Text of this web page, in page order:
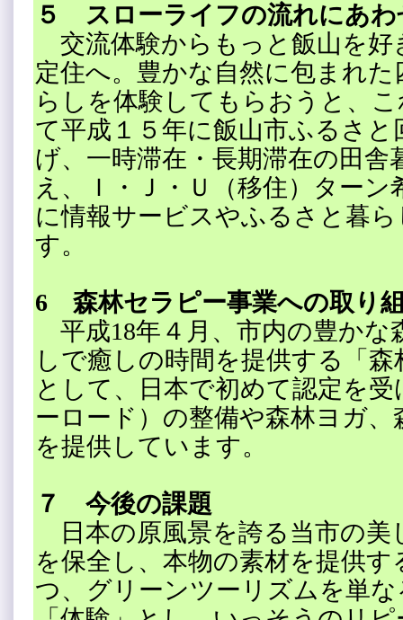
５ スローライフの流れにあわ
交流体験からもっと飯山を好
定住へ。豊かな自然に包まれ
らしを体験してもらおうと、
て平成１５年に飯山市ふるさ
げ、一時滞在・長期滞在の田
え、Ｉ・Ｊ・Ｕ（移住）ター
に情報サービスやふるさと暮
す。
6 森林セラピー事業への取り
平成18年４月、市内の豊かな
しで癒しの時間を提供する「
として、日本で初めて認定を
ーロード）の整備や森林ヨガ
を提供しています。
７ 今後の課題
日本の原風景を誇る当市の美
を保全し、本物の素材を提供
つ、グリーンツーリズムを単